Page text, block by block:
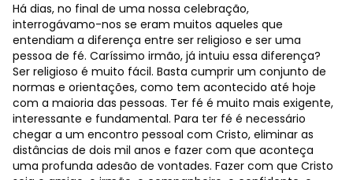
Há dias, no final de uma nossa celebração,
interrogávamo-nos se eram muitos aqueles que
entendiam a diferença entre ser religioso e ser uma
pessoa de fé. Caríssimo irmão, já intuiu essa diferença?
Ser religioso é muito fácil. Basta cumprir um conjunto de
normas e orientações, como tem acontecido até hoje
com a maioria das pessoas. Ter fé é muito mais exigente,
interessante e fundamental. Para ter fé é necessário
chegar a um encontro pessoal com Cristo, eliminar as
distâncias de dois mil anos e fazer com que aconteça
uma profunda adesão de vontades. Fazer com que Cristo